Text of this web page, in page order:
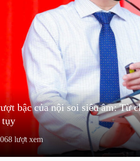
bậc của nội soi siêu âm: Từ
tụy
lượt xem